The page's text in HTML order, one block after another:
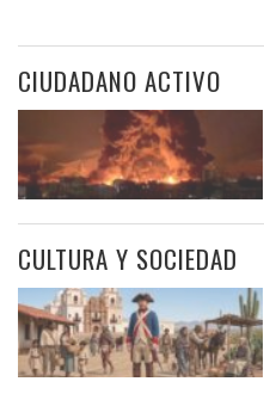
CIUDADANO ACTIVO
CULTURA Y SOCIEDAD